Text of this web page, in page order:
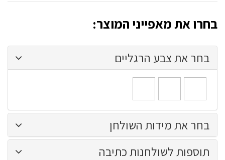
בחרו את מאפייני המוצר:
בחר את צבע הרגליים
ש''ח
ש''ח
בחר את מידות השולחן
תוספות לשולחנות כתיבה